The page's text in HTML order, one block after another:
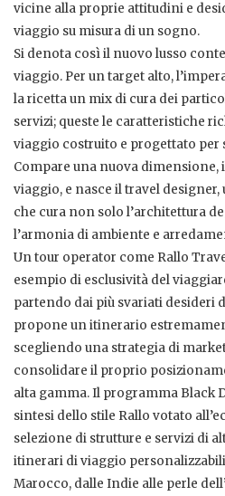
vicine alla proprie attitudini e
viaggio su misura di un sogno.
Si denota così il nuovo lusso
viaggio. Per un target alto,
la ricetta un mix di cura dei
servizi; queste le caratteristiche
viaggio costruito e progettato per
Compare una nuova dimensione,
viaggio, e nasce il travel
che cura non solo l’architettura
l’armonia di ambiente e
Un tour operator come Rallo
esempio di esclusività del
partendo dai più svariati desideri
propone un itinerario
scegliendo una strategia di
consolidare il proprio
alta gamma. Il programma Black
sintesi dello stile Rallo votato
selezione di strutture e servizi di
itinerari di viaggio
Marocco, dalle Indie alle perle